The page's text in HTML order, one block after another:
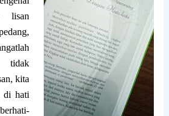
lisan
tidak
kita
di hati